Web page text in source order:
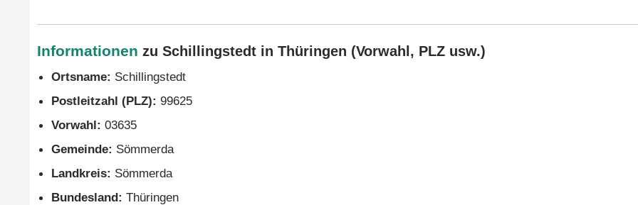
Informationen zu Schillingstedt in Thüringen (Vorwahl, PLZ usw.)
Ortsname: Schillingstedt
Postleitzahl (PLZ): 99625
Vorwahl: 03635
Gemeinde: Sömmerda
Landkreis: Sömmerda
Bundesland: Thüringen